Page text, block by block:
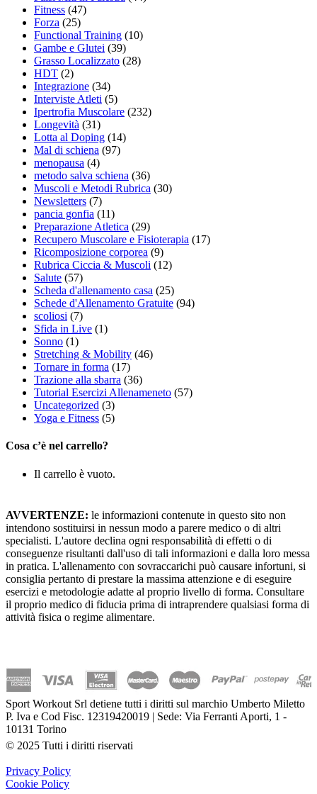
Fitness (47)
Forza (25)
Functional Training (10)
Gambe e Glutei (39)
Grasso Localizzato (28)
HDT (2)
Integrazione (34)
Interviste Atleti (5)
Ipertrofia Muscolare (232)
Longevità (31)
Lotta al Doping (14)
Mal di schiena (97)
menopausa (4)
metodo salva schiena (36)
Muscoli e Metodi Rubrica (30)
Newsletters (7)
pancia gonfia (11)
Preparazione Atletica (29)
Recupero Muscolare e Fisioterapia (17)
Ricomposizione corporea (9)
Rubrica Ciccia & Muscoli (12)
Salute (57)
Scheda d'allenamento casa (25)
Schede d'Allenamento Gratuite (94)
scoliosi (7)
Sfida in Live (1)
Sonno (1)
Stretching & Mobility (46)
Tornare in forma (17)
Trazione alla sbarra (36)
Tutorial Esercizi Allenameneto (57)
Uncategorized (3)
Yoga e Fitness (5)
Cosa c’è nel carrello?
Il carrello è vuoto.
AVVERTENZE: le informazioni contenute in questo sito non
intendono sostituirsi in nessun modo a parere medico o di altri
specialisti. L'autore declina ogni responsabilità di effetti o di
conseguenze risultanti dall'uso di tali informazioni e dalla loro messa
in pratica. L'allenamento con sovraccarichi può causare infortuni, si
consiglia pertanto di prestare la massima attenzione e di eseguire
esercizi e metodologie adatte al proprio livello di forma. Consultare
il proprio medico di fiducia prima di intraprendere qualsiasi forma di
attività fisica o regime alimentare.
Sport Workout Srl detiene tutti i diritti sul marchio Umberto Miletto
P. Iva e Cod Fisc. 12319420019 | Sede: Via Ferranti Aporti, 1 -
10131 Torino
© 2025 Tutti i diritti riservati
Privacy Policy
Cookie Policy